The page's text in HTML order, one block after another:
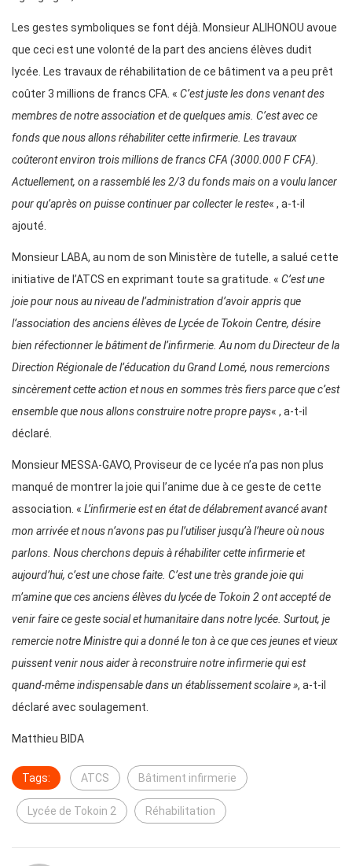
Les gestes symboliques se font déjà. Monsieur ALIHONOU avoue
que ceci est une volonté de la part des anciens élèves dudit
lycée. Les travaux de réhabilitation de ce bâtiment va a peu prêt
coûter 3 millions de francs CFA. « C’est juste les dons venant des
membres de notre association et de quelques amis. C’est avec ce
fonds que nous allons réhabiliter cette infirmerie. Les travaux
coûteront environ trois millions de francs CFA (3000.000 F CFA).
Actuellement, on a rassemblé les 2/3 du fonds mais on a voulu lancer
pour qu’après on puisse continuer par collecter le reste« , a-t-il
ajouté.
Monsieur LABA, au nom de son Ministère de tutelle, a salué cette
initiative de l’ATCS en exprimant toute sa gratitude. « C’est une
joie pour nous au niveau de l’administration d’avoir appris que
l’association des anciens élèves de Lycée de Tokoin Centre, désire
bien réfectionner le bâtiment de l’infirmerie. Au nom du Directeur de la
Direction Régionale de l’éducation du Grand Lomé, nous remercions
sincèrement cette action et nous en sommes très fiers parce que c’est
ensemble que nous allons construire notre propre pays« , a-t-il
déclaré.
Monsieur MESSA-GAVO, Proviseur de ce lycée n’a pas non plus
manqué de montrer la joie qui l’anime due à ce geste de cette
association. « L’infirmerie est en état de délabrement avancé avant
mon arrivée et nous n’avons pas pu l’utiliser jusqu’à l’heure où nous
parlons. Nous cherchons depuis à réhabiliter cette infirmerie et
aujourd’hui, c’est une chose faite. C’est une très grande joie qui
m’amine que ces anciens élèves du lycée de Tokoin 2 ont accepté de
venir faire ce geste social et humanitaire dans notre lycée. Surtout, je
remercie notre Ministre qui a donné le ton à ce que ces jeunes et vieux
puissent venir nous aider à reconstruire notre infirmerie qui est
quand-même indispensable dans un établissement scolaire », a-t-il
déclaré avec soulagement.
Matthieu BIDA
Tags: ATCS Bâtiment infirmerie
Lycée de Tokoin 2 Réhabilitation